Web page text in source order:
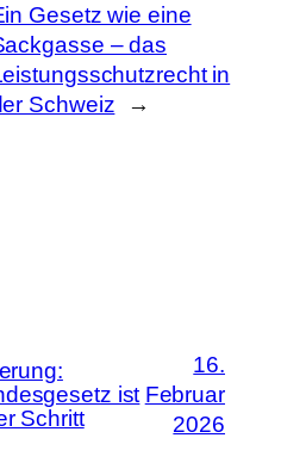
Gesetz wie eine
– das
in
Schweiz
→
ist
Schritt
16.
Februar
2026